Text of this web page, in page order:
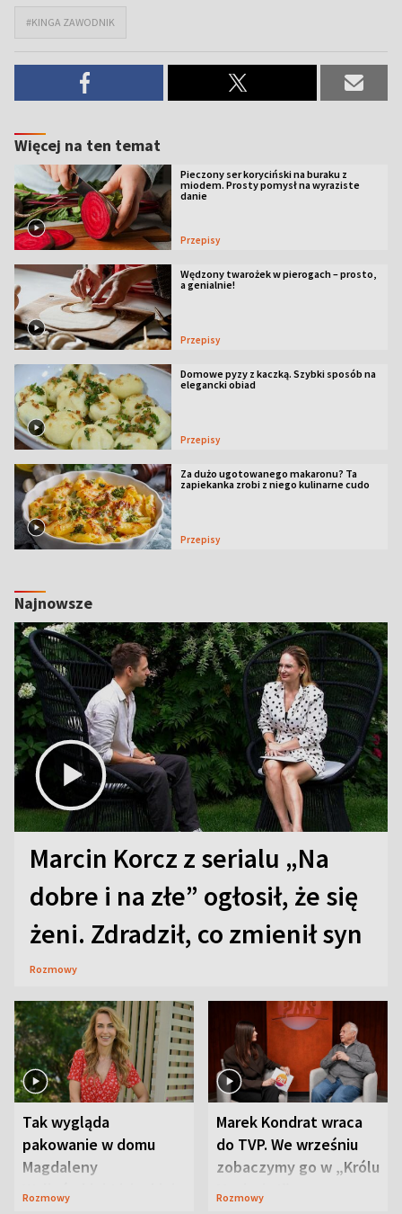
#KINGA ZAWODNIK
Więcej na ten temat
Pieczony ser koryciński na buraku z
miodem. Prosty pomysł na wyraziste
danie
Przepisy
Wędzony twarożek w pierogach – prosto,
a genialnie!
Przepisy
Domowe pyzy z kaczką. Szybki sposób na
elegancki obiad
Przepisy
Za dużo ugotowanego makaronu? Ta
zapiekanka zrobi z niego kulinarne cudo
Przepisy
Najnowsze
Marcin Korcz z serialu „Na
dobre i na złe” ogłosił, że się
żeni. Zdradził, co zmienił syn
Rozmowy
Tak wygląda
pakowanie w domu
Magdaleny
Waligórskiej-Lisieckiej.
Rozmowy
Marek Kondrat wraca
do TVP. We wrześniu
zobaczymy go w „Królu
Maciusiu I”
Rozmowy